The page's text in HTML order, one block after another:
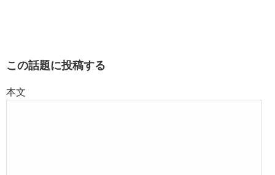
この話題に投稿する
本文